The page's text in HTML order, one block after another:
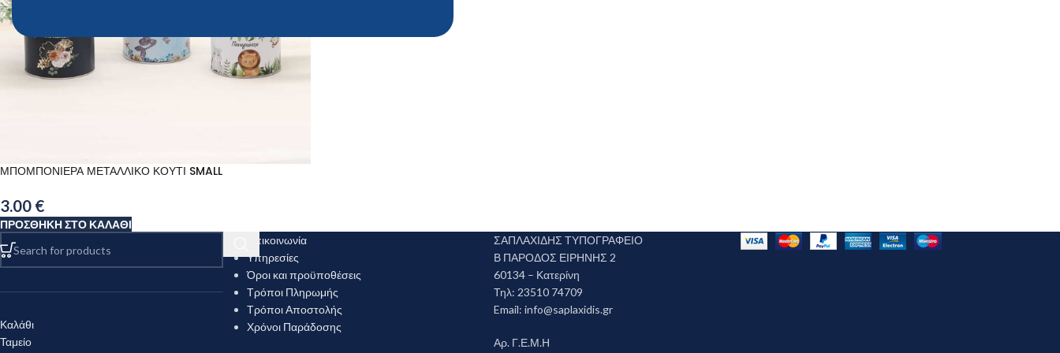
ΜΠΟΜΠΟΝΙΕΡΑ ΜΕΤΑΛΛΙΚΟ ΚΟΥΤΙ SMALL
3.00 €
ΠΡΟΣΘΉΚΗ ΣΤΟ ΚΑΛΆΘΙ
Καλάθι
Ταμείο
Επικοινωνία
Υπηρεσίες
Όροι και προϋποθέσεις
Τρόποι Πληρωμής
Τρόποι Αποστολής
Χρόνοι Παράδοσης
ΣΑΠΛΑΧΙΔΗΣ ΤΥΠΟΓΡΑΦΕΙΟ
Β ΠΑΡΟΔΟΣ ΕΙΡΗΝΗΣ 2
60134 – Κατερίνη
Τηλ: 23510 74709
Email: info@saplaxidis.gr
Αρ. Γ.Ε.Μ.Η